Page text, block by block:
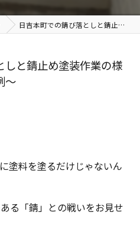
日吉本町での錆び落としと錆止め塗装作業の様子～港北区の施工事例～
しと錆止め塗装作業の様
～
塗料を塗るだけじゃないん
る「錆」との戦いをお見せ